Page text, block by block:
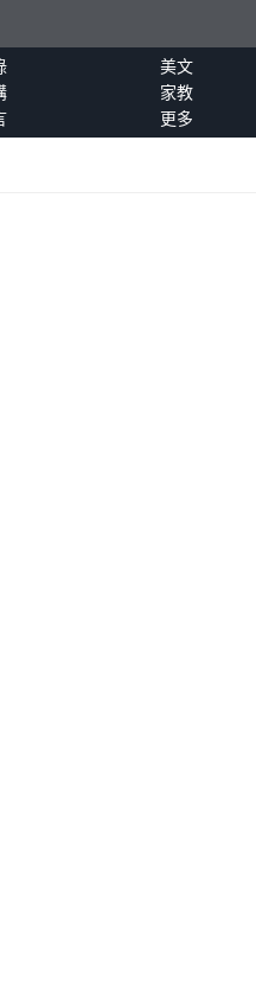
美文
家教
更多